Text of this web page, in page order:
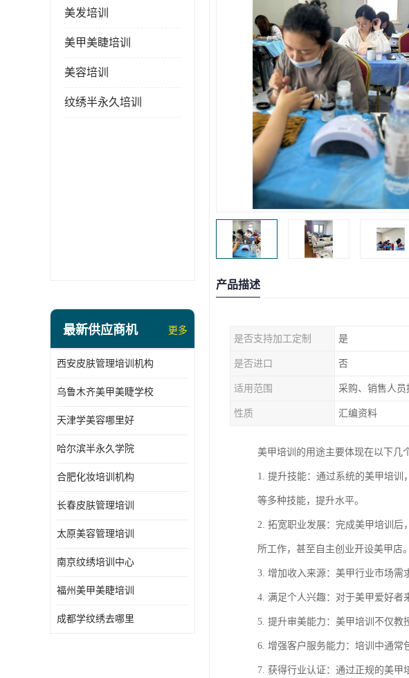
美发培训
美甲美睫培训
美容培训
纹绣半永久培训
最新供应商机 更多
西安皮肤管理培训机构
乌鲁木齐美甲美睫学校
天津学美容哪里好
哈尔滨半永久学院
合肥化妆培训机构
长春皮肤管理培训
太原美容管理培训
南京纹绣培训中心
福州美甲美睫培训
成都学纹绣去哪里
产品描述
是否支持加工定制 是
是否进口 否
适用范围 采购、销售人
性质 汇编资料
美甲培训的用途主要体现在以下几
1. 提升技能：通过系统的美甲培
等多种技能，提升水平。
2. 拓宽职业发展：完成美甲培训后
所工作，甚至自主创业开设美甲店。
3. 增加收入来源：美甲行业市场需
4. 满足个人兴趣：对于美甲爱好者
5. 提升审美能力：美甲培训不仅教
6. 增强客户服务能力：培训中通常
7. 获得行业认证：通过正规的美甲